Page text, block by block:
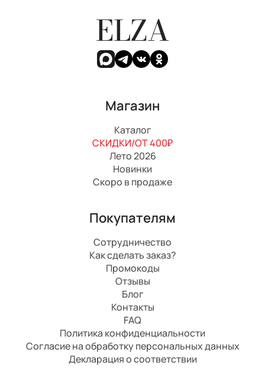
ELZA
Магазин
Каталог
СКИДКИ/ОТ 400₽
Лето 2026
Новинки
Скоро в продаже
Покупателям
Сотрудничество
Как сделать заказ?
Промокоды
Отзывы
Блог
Контакты
FAQ
Политика конфиденциальности
Согласие на обработку персональных данных
Декларация о соответствии